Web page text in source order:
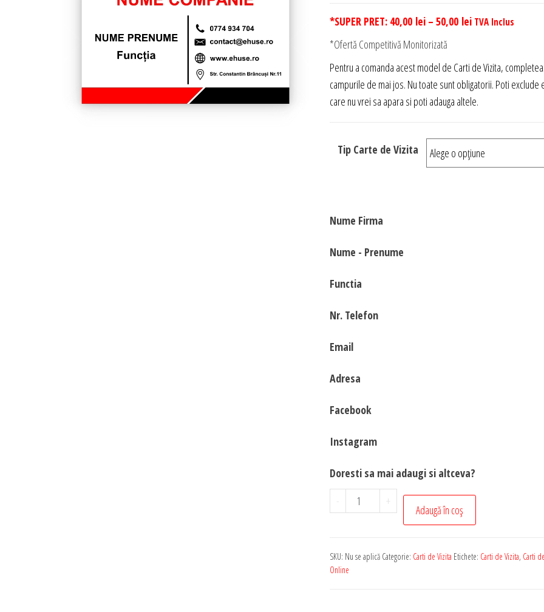
*SUPER PRET: 40,00 lei – 50,00 leiInterval
40,00 lei
până
la
TVA Inclus
*Ofertă Competitivă Monitorizată
Pentru a comanda acest model de Carti de Vizita,
campurile de mai jos. Nu toate sunt obligatorii. Poti exclude
care nu vrei sa apara si poti adauga altele.
Tip Carte de Vizita
Nume Firma
Nume - Prenume
Functia
Nr. Telefon
Email
Adresa
Facebook
Instagram
Doresti sa mai adaugi si altceva?
-
Cantitate
Set
de
+
Adaugă în coș
SKU: Nu se aplică Categorie: Carti de Vizita Etichete: Carti de Vizita, Carti
Online